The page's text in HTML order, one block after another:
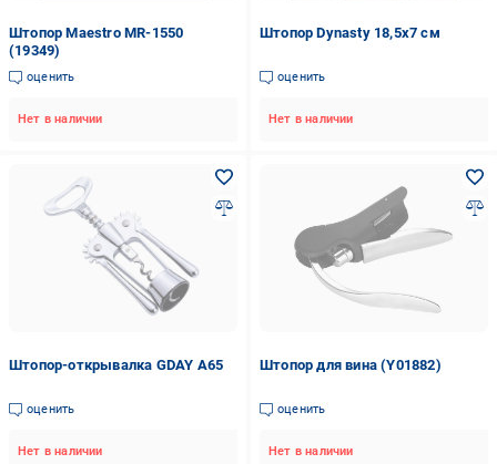
Штопор Maestro MR-1550
(19349)
оценить
Нет в наличии
Штопор Dynasty 18,5х7 см
оценить
Нет в наличии
Штопор-открывалка GDAY A65
оценить
Нет в наличии
Штопор для вина (Y01882)
оценить
Нет в наличии